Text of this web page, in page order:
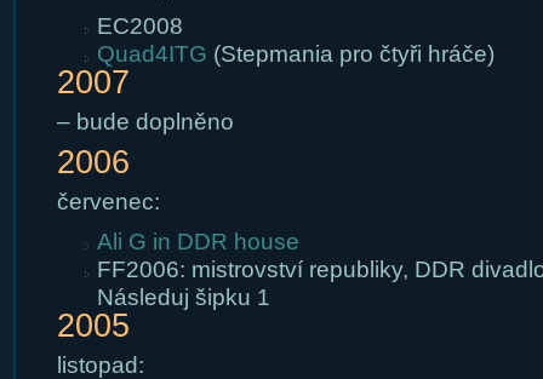
EC2008
Quad4ITG (Stepmania pro čtyři hráče)
2007
– bude doplněno
2006
červenec:
Ali G in DDR house
FF2006: mistrovství republiky, DDR
Následuj šipku 1
2005
listopad: